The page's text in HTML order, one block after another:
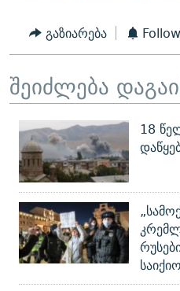
გაზიარება
შეიძლება
18